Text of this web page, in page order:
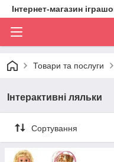
Інтернет-магазин
Товари та послуги
Інтерактивні ляльки
Сортування